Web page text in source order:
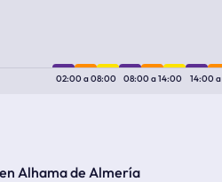
02:00a08:00 08:00a14:00 14:00a
Alhama de Almería